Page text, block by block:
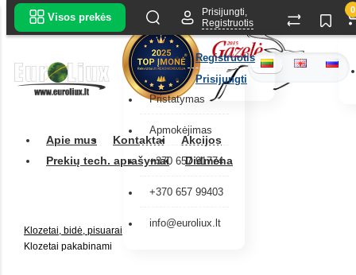
Pristatymas
Apmokėjimas
+370 657 91774
+370 657 99403
info@euroliux.lt
Apie mus Kontaktai
Akcijos
Prekių tech. aprašymai
Didmena
Visos prekės
Prisijungti,
Registruotis
Registruotis
Prisijungti
0
Klozetai, bidė, pisuarai
Klozetai pakabinami